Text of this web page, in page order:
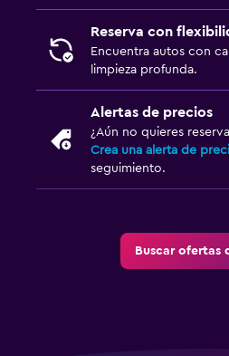
Reserva con
Encuentra autos con
limpieza profunda.
Alertas de precios
¿Aún no quieres
Crea una alerta de
seguimiento.
Buscar ofertas